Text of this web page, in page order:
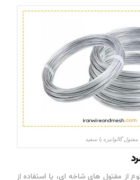
مفتول گالوانیزه یا سفید
از مفتول های شاخه ای، یا استفاده از